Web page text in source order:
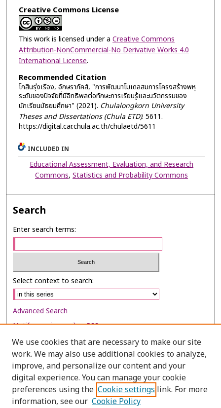
Creative Commons License
This work is licensed under a Creative Commons
Attribution-NonCommercial-No Derivative Works 4.0
International License.
Recommended Citation
โกสินรุ่งเรือง, อักษราภัคส์, "การพัฒนาโมเดลสมการโครงสร้างพหุ
ระดับของปัจจัยที่มีอิทธิพลต่อทักษะการเรียนรู้และนวัตกรรมของ
นักเรียนมัธยมศึกษา" (2021). Chulalongkorn University
Theses and Dissertations (Chula ETD). 5611.
https://digital.car.chula.ac.th/chulaetd/5611
INCLUDED IN
Educational Assessment, Evaluation, and Research
Commons,Statistics and Probability Commons
Search
Enter search terms:
Select context to search:
Advanced Search
Notify me via email orRSS
Browse
Collections
Disciplines
Authors
We use cookies that are necessary to make our site
work. We may also use additional cookies to analyze,
improve, and personalize our content and your
digital experience. You can manage your cookie
preferences using the Cookie settings link. For more
information, see our Cookie Policy